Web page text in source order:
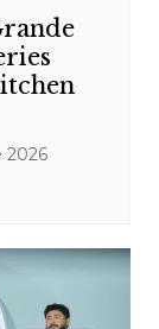
2026